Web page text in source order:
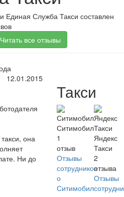
Единая Служба Такси составлен
Читать все отзывы
12.01.2015
она
Ни до
Такси
Ситимобил
1
отзыв
Отзывы
сотрудников
о
Ситимобил
Яндекс
Такси
2
отзыва
Отзывы